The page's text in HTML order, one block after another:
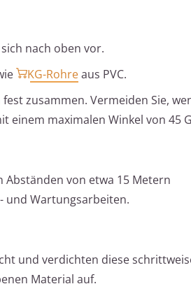
nach oben vor.
KG-Rohreaus PVC.
zusammen. Vermeiden Sie,
einem maximalen Winkel von 45
Abständen von etwa 15 Metern
und Wartungsarbeiten.
und verdichten diese
Material auf.